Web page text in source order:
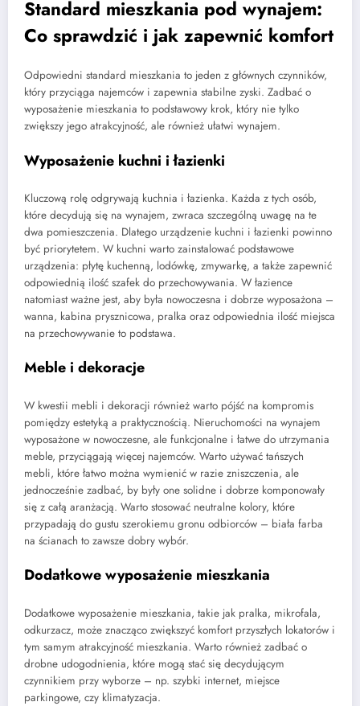
Standard mieszkania pod wynajem:
Co sprawdzić i jak zapewnić komfort
Odpowiedni standard mieszkania to jeden z głównych czynników,
który przyciąga najemców i zapewnia stabilne zyski. Zadbać o
wyposażenie mieszkania to podstawowy krok, który nie tylko
zwiększy jego atrakcyjność, ale również ułatwi wynajem.
Wyposażenie kuchni i łazienki
Kluczową rolę odgrywają kuchnia i łazienka. Każda z tych osób,
które decydują się na wynajem, zwraca szczególną uwagę na te
dwa pomieszczenia. Dlatego urządzenie kuchni i łazienki powinno
być priorytetem. W kuchni warto zainstalować podstawowe
urządzenia: płytę kuchenną, lodówkę, zmywarkę, a także zapewnić
odpowiednią ilość szafek do przechowywania. W łazience
natomiast ważne jest, aby była nowoczesna i dobrze wyposażona –
wanna, kabina prysznicowa, pralka oraz odpowiednia ilość miejsca
na przechowywanie to podstawa.
Meble i dekoracje
W kwestii mebli i dekoracji również warto pójść na kompromis
pomiędzy estetyką a praktycznością. Nieruchomości na wynajem
wyposażone w nowoczesne, ale funkcjonalne i łatwe do utrzymania
meble, przyciągają więcej najemców. Warto używać tańszych
mebli, które łatwo można wymienić w razie zniszczenia, ale
jednocześnie zadbać, by były one solidne i dobrze komponowały
się z całą aranżacją. Warto stosować neutralne kolory, które
przypadają do gustu szerokiemu gronu odbiorców – biała farba
na ścianach to zawsze dobry wybór.
Dodatkowe wyposażenie mieszkania
Dodatkowe wyposażenie mieszkania, takie jak pralka, mikrofala,
odkurzacz, może znacząco zwiększyć komfort przyszłych lokatorów i
tym samym atrakcyjność mieszkania. Warto również zadbać o
drobne udogodnienia, które mogą stać się decydującym
czynnikiem przy wyborze – np. szybki internet, miejsce
parkingowe, czy klimatyzacja.